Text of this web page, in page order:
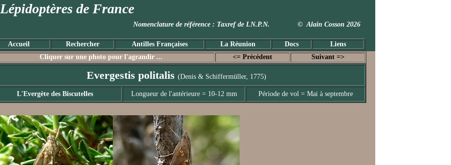
Lépidoptères de France
Nomenclature de référence : Taxref de I.N.P.N. © Alain Cosson 2026
Accueil Rechercher Antilles Françaises La Réunion Docs Liens
Cliquer sur une photo pour l'agrandir ... <= Précédent Suivant =>
Evergestis politalis (Denis & Schiffermüller, 1775)
L'Evergète des Biscutelles Longueur de l'antérieure = 10-12 mm Période de vol = Mai à septembre